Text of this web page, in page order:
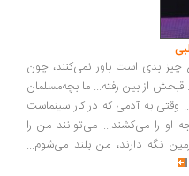
است باور نمی‌کنند، چون
رفته... ما بچه‌مسلمان
آدمی که در کار سینماست
می‌کشند... می‌توانند من را
دارند، من بلند می‌شوم...